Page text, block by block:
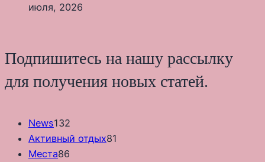
июля, 2026
Подпишитесь на нашу рассылку
для получения новых статей.
News132
Активный отдых81
Места86